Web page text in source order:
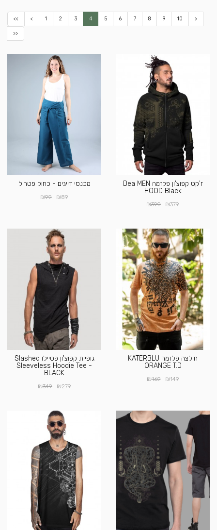
<< < 1 2 3 4 5 6 7 8 9 10 >
>>
ז'קט קפוצ'ון פלזמה Dea MEN
HOOD Black
₪379
₪399
מכנסי דייגים - כחול פטרול
₪89
₪99
חולצה פלזמה KATERBLU
ORANGE T.D
₪149
₪169
גופיית קפוצ'ון פסיילו Slashed
Sleeveless Hoodie Tee -
BLACK
₪279
₪349